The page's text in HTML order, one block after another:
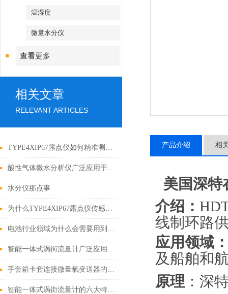
温湿度
微量水分仪
查看更多
相关文章
RELEVANT ARTICLES
TYPE4XIP67露点仪如何精准测量气体露点？
酸性气体微水分析仪广泛应用于空气质量监测中
水分仪那点事
为什么TYPE4XIP67露点仪传感器不能用于静态测量？
电池行业领域为什么会需要用到露点仪
智能一体式涡街流量计广泛应用于工业控制和流程监测领域
手套箱卡套连接微量氧变送器的维护与保养
智能一体式涡街流量计的六大特点，你了解多少？
产品介绍 相
美国深特
介绍：
线制环路
应用领域
及船舶和
原理 ： 深